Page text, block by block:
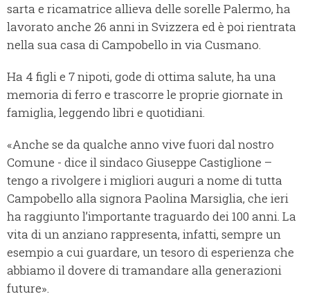
sarta e ricamatrice allieva delle sorelle Palermo, ha
lavorato anche 26 anni in Svizzera ed è poi rientrata
nella sua casa di Campobello in via Cusmano.
Ha 4 figli e 7 nipoti, gode di ottima salute, ha una
memoria di ferro e trascorre le proprie giornate in
famiglia, leggendo libri e quotidiani.
«Anche se da qualche anno vive fuori dal nostro
Comune - dice il sindaco Giuseppe Castiglione –
tengo a rivolgere i migliori auguri a nome di tutta
Campobello alla signora Paolina Marsiglia, che ieri
ha raggiunto l’importante traguardo dei 100 anni. La
vita di un anziano rappresenta, infatti, sempre un
esempio a cui guardare, un tesoro di esperienza che
abbiamo il dovere di tramandare alla generazioni
future».